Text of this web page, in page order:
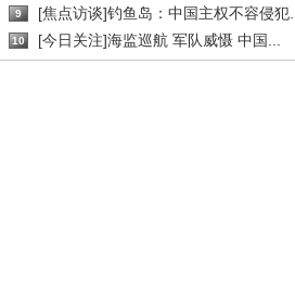
9 [焦点访谈]钓鱼岛：中国主权不容侵犯...
10 [今日关注]海监巡航 军队威慑 中国...